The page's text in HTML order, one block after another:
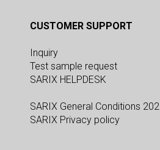
CUSTOMER SUPPORT
Inquiry
Test sample request
SARIX HELPDESK
SARIX General Conditions
SARIX Privacy policy